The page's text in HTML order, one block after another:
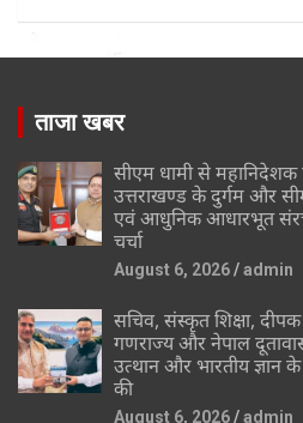
ताजा खबर
सीएम धामी से महानिदेशक
उत्तराखण्ड के दुर्गम और
एवं आधुनिक आधारभूत
चर्चा
August 6, 2026 admin
सचिव, संस्कृत शिक्षा,
गणराज्य और नेपाल
उत्थान और भारतीय ज्ञान
की
August 6, 2026 admin